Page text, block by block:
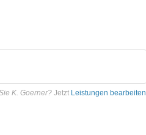
K. Goerner? Jetzt Leistungen bearbeiten